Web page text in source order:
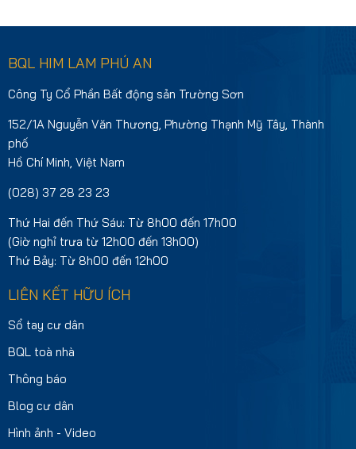
BQL HIM LAM PHÚ AN
Công Ty Cổ Phần Bất động sản Trường Sơn
152/1A Nguyễn Văn Thương, Phường Thạnh Mỹ Tây, Thành
phố
Hồ Chí Minh, Việt Nam
(028) 37 28 23 23
Thứ Hai đến Thứ Sáu: Từ 8h00 đến 17h00
(Giờ nghỉ trưa từ 12h00 đến 13h00)
Thứ Bảy: Từ 8h00 đến 12h00
LIÊN KẾT HỮU ÍCH
Sổ tay cư dân
BQL toà nhà
Thông báo
Blog cư dân
Hình ảnh - Video